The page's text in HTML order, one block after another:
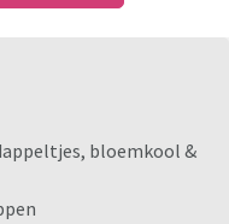
bloemkool &